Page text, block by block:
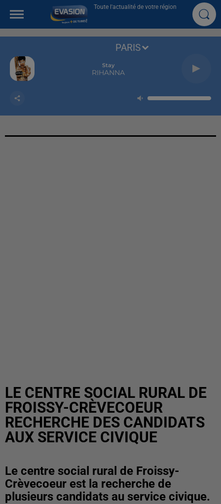
Toute l'actualité de votre région
Stay
RIHANNA
PARIS
LE CENTRE SOCIAL RURAL DE
FROISSY-CRÈVECOEUR
RECHERCHE DES CANDIDATS
AUX SERVICE CIVIQUE
Le centre social rural de Froissy-
Crèvecoeur est la recherche de
plusieurs candidats au service civique.